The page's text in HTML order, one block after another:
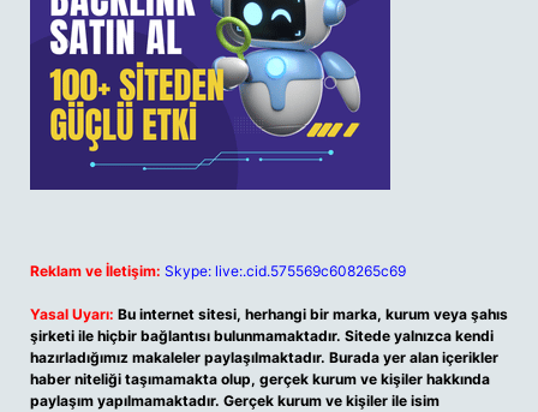
Reklam ve İletişim: Skype: live:.cid.575569c608265c69
Yasal Uyarı: Bu internet sitesi, herhangi bir marka, kurum veya şahıs
şirketi ile hiçbir bağlantısı bulunmamaktadır. Sitede yalnızca kendi
hazırladığımız makaleler paylaşılmaktadır. Burada yer alan içerikler
haber niteliği taşımamakta olup, gerçek kurum ve kişiler hakkında
paylaşım yapılmamaktadır. Gerçek kurum ve kişiler ile isim